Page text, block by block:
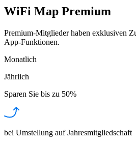
WiFi Map Premium
Premium-Mitglieder haben exklusiven
App-Funktionen.
Monatlich
Jährlich
Sparen Sie bis zu 50%
bei Umstellung auf Jahresmitgliedschaft